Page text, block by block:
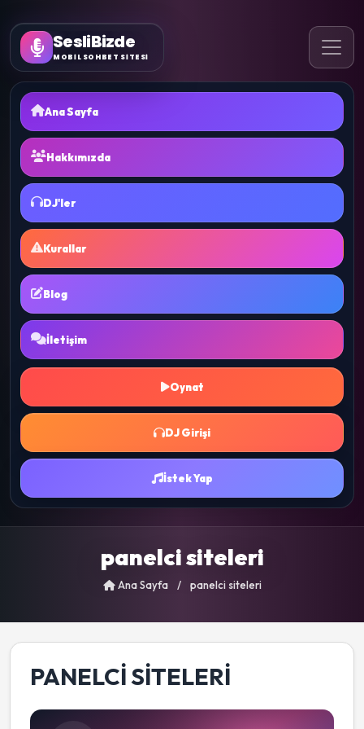
SesliBizde
MOBİL SOHBET SİTESİ
Ana Sayfa
Hakkımızda
DJ'ler
Kurallar
Blog
İletişim
Oynat
DJ Girişi
İstek Yap
panelci siteleri
Ana Sayfa / panelci siteleri
PANELCI SITELERI